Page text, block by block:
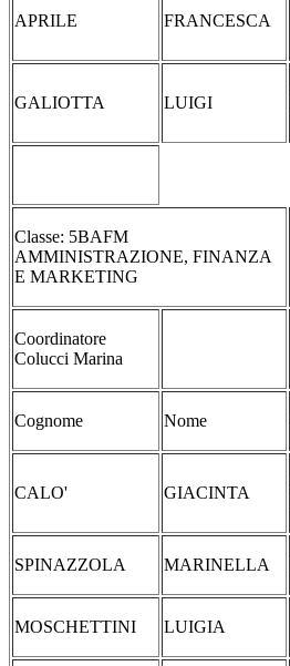
APRILE FRANCESCA
GALIOTTA LUIGI
Classe: 5BAFM
AMMINISTRAZIONE, FINANZA
E MARKETING
Coordinatore
Colucci Marina
Cognome Nome
CALO' GIACINTA
SPINAZZOLA MARINELLA
MOSCHETTINI LUIGIA